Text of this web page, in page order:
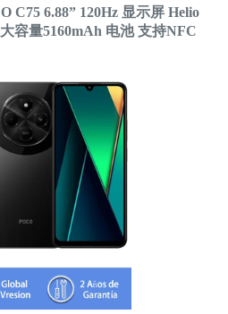
C75 6.88” 120Hz 显示屏 Helio
容量5160mAh 电池 支持NFC